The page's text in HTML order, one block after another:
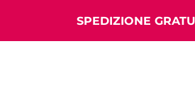
SPEDIZIONE